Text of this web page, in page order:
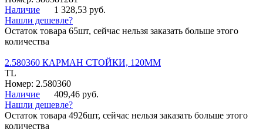
Наличие
1 328,53 руб.
Нашли дешевле?
Остаток товара 65шт, сейчас нельзя заказать больше этого
количества
2.580360 КАРМАН СТОЙКИ, 120ММ
TL
Номер: 2.580360
Наличие
409,46 руб.
Нашли дешевле?
Остаток товара 4926шт, сейчас нельзя заказать больше этого
количества